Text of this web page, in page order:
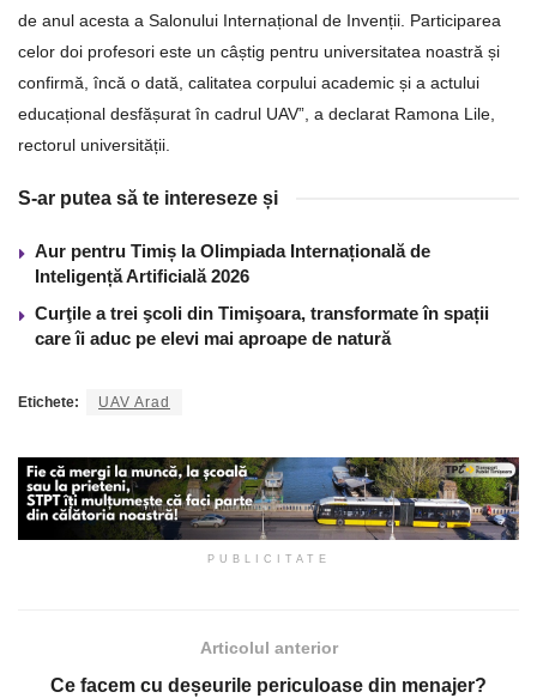
de anul acesta a Salonului Internațional de Invenții. Participarea
celor doi profesori este un câștig pentru universitatea noastră și
confirmă, încă o dată, calitatea corpului academic și a actului
educațional desfășurat în cadrul UAV”, a declarat Ramona Lile,
rectorul universității.
S-ar putea să te intereseze și
Aur pentru Timiș la Olimpiada Internațională de
Inteligență Artificială 2026
Curţile a trei şcoli din Timişoara, transformate în spații
care îi aduc pe elevi mai aproape de natură
Etichete: UAV Arad
PUBLICITATE
Articolul anterior
Ce facem cu deșeurile periculoase din menajer?